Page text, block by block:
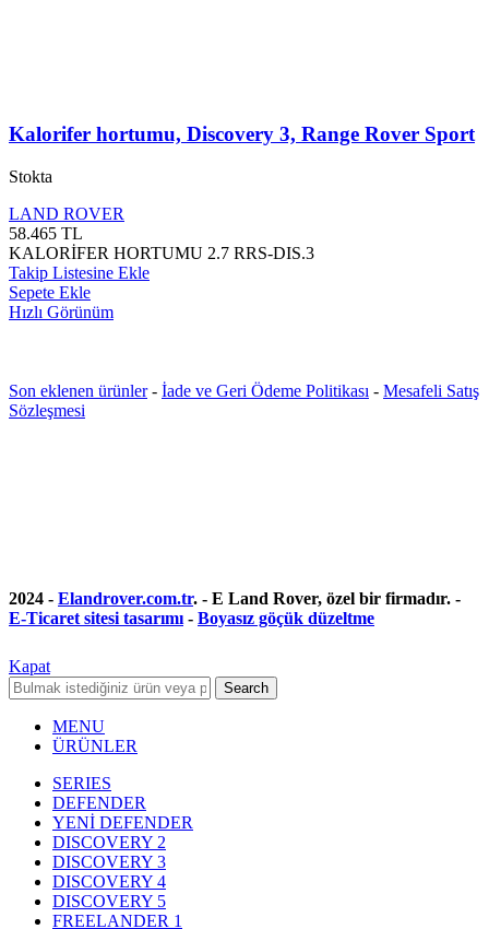
Kalorifer hortumu, Discovery 3, Range Rover Sport
Stokta
LAND ROVER
58.465 TL
KALORİFER HORTUMU 2.7 RRS-DIS.3
Takip Listesine Ekle
Sepete Ekle
Hızlı Görünüm
Son eklenen ürünler- İade ve Geri Ödeme Politikası - Mesafeli Satış
Sözleşmesi
2024 - Elandrover.com.tr. - E Land Rover, özel bir firmadır. -
E-Ticaret sitesi tasarımı - Boyasız göçük düzeltme
Kapat
Search
MENU
ÜRÜNLER
SERIES
DEFENDER
YENİ DEFENDER
DISCOVERY 2
DISCOVERY 3
DISCOVERY 4
DISCOVERY 5
FREELANDER 1